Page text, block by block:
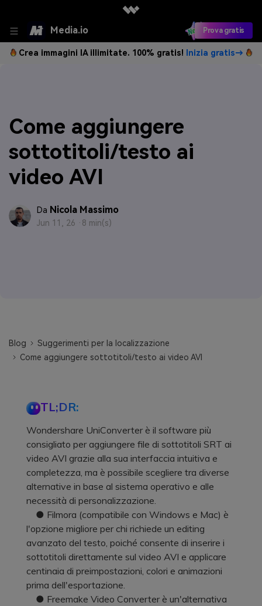
Media.io Prova gratis
Crea immagini IA illimitate. 100% gratis! Inizia gratis→
Come aggiungere
sottotitoli/testo ai
video AVI
Da Nicola Massimo
Jun 11, 26 · 8 min(s)
Blog
Suggerimenti per la localizzazione
Come aggiungere sottotitoli/testo ai video AVI
TL;DR:
Wondershare UniConverter è il software più
consigliato per aggiungere file di sottotitoli SRT ai
video AVI grazie alla sua interfaccia intuitiva e
completezza, ma è possibile scegliere tra diverse
alternative in base al sistema operativo e alle
necessità di personalizzazione.
● Filmora (compatibile con Windows e Mac) è
l'opzione migliore per chi richiede un editing
avanzato del testo, poiché consente di inserire i
sottotitoli direttamente sul video AVI e applicare
centinaia di preimpostazioni, colori e animazioni
prima dell'esportazione.
● Freemake Video Converter è un'alternativa